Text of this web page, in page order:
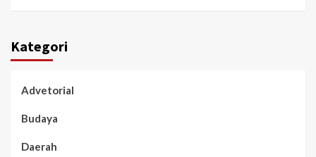
Kategori
Advetorial
Budaya
Daerah